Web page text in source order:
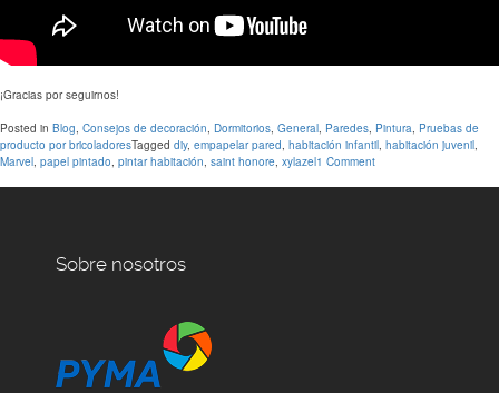
¡Gracias por seguirnos!
Posted in Blog, Consejos de decoración, Dormitorios, General, Paredes, Pintura, Pruebas de
producto por bricoladoresTagged diy, empapelar pared, habitación infantil, habitación juvenil,
Marvel, papel pintado, pintar habitación, saint honore, xylazel1 Comment
Sobre nosotros